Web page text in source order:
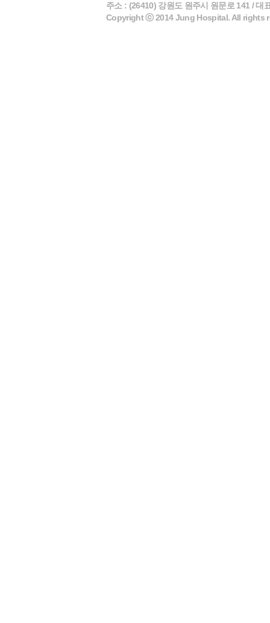
주소 : (26410) 강원도 원주시 원문로 141 / 대
Copyright ⓒ 2014 Jung Hospital. All rights